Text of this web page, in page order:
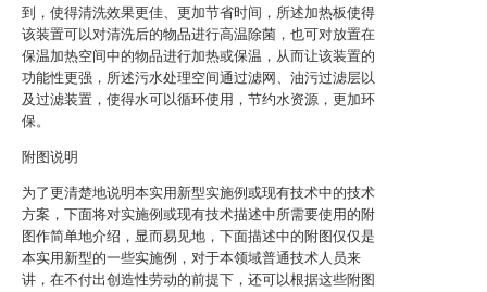
到，使得清洗效果更佳、更加节省时间，所述加热板使得
该装置可以对清洗后的物品进行高温除菌，也可对放置在
保温加热空间中的物品进行加热或保温，从而让该装置的
功能性更强，所述污水处理空间通过滤网、油污过滤层以
及过滤装置，使得水可以循环使用，节约水资源，更加环
保。
附图说明
为了更清楚地说明本实用新型实施例或现有技术中的技术
方案，下面将对实施例或现有技术描述中所需要使用的附
图作简单地介绍，显而易见地，下面描述中的附图仅仅是
本实用新型的一些实施例，对于本领域普通技术人员来
讲，在不付出创造性劳动的前提下，还可以根据这些附图